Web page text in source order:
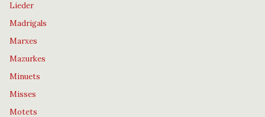
Lieder
Madrigals
Marxes
Mazurkes
Minuets
Misses
Motets